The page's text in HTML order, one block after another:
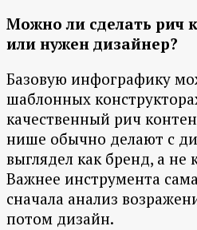
Можно ли сделать рич
или нужен дизайнер?
Базовую инфографику
шаблонных
качественный рич
нише обычно делают с
выглядел как бренд, а не
Важнее инструмента
сначала анализ
потом дизайн.